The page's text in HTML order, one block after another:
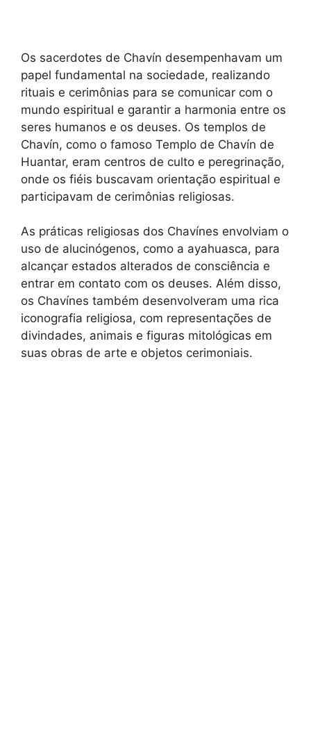
Os sacerdotes de Chavín desempenhavam um
papel fundamental na sociedade, realizando
rituais e cerimônias para se comunicar com o
mundo espiritual e garantir a harmonia entre os
seres humanos e os deuses. Os templos de
Chavín, como o famoso Templo de Chavín de
Huantar, eram centros de culto e peregrinação,
onde os fiéis buscavam orientação espiritual e
participavam de cerimônias religiosas.
As práticas religiosas dos Chavínes envolviam o
uso de alucinógenos, como a ayahuasca, para
alcançar estados alterados de consciência e
entrar em contato com os deuses. Além disso,
os Chavínes também desenvolveram uma rica
iconografia religiosa, com representações de
divindades, animais e figuras mitológicas em
suas obras de arte e objetos cerimoniais.